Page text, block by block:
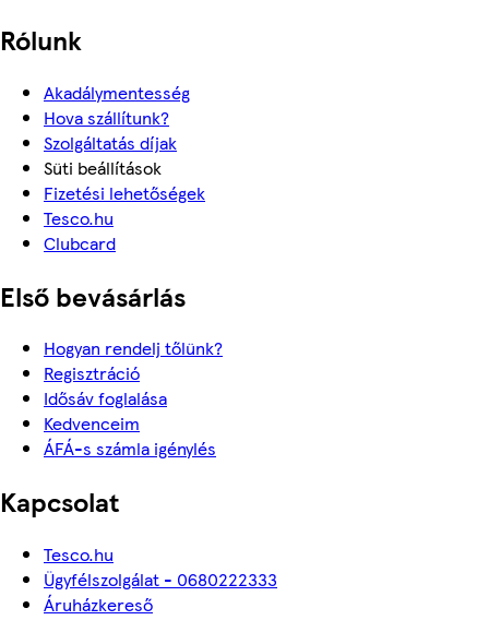
Rólunk
Akadálymentesség
Hova szállítunk?
Szolgáltatás díjak
Süti beállítások
Fizetési lehetőségek
Tesco.hu
Clubcard
Első bevásárlás
Hogyan rendelj tőlünk?
Regisztráció
Idősáv foglalása
Kedvenceim
ÁFÁ-s számla igénylés
Kapcsolat
Tesco.hu
Ügyfélszolgálat - 0680222333
Áruházkereső